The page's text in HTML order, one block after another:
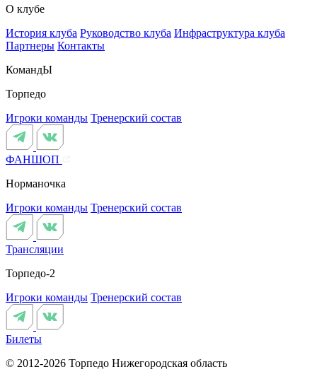
О клубе
История клуба Руководство клуба Инфраструктура клуба
Партнеры Контакты
КомандЫ
Торпедо
Игроки команды Тренерский состав
ФАНШОП
Норманочка
Игроки команды Тренерский состав
Трансляции
Торпедо-2
Игроки команды Тренерский состав
Билеты
© 2012-2026 Торпедо Нижегородская область